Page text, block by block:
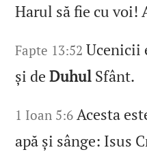
Harul să fie cu voi!
Fapte 13:52 Ucenicii
și deDuhul Sfânt.
1 Ioan 5:6 Acesta
apă și sânge: Isus